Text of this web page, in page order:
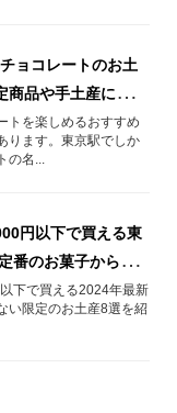
ョコレートのお土
品や手土産にもぴ
レートをご紹介！
トを楽しめるおすすめ
ります。東京駅でしか
名...
円以下で買える東
番のお菓子から自
たりなスイーツま
下で買える2024年最新
い限定のお土産8選を紹